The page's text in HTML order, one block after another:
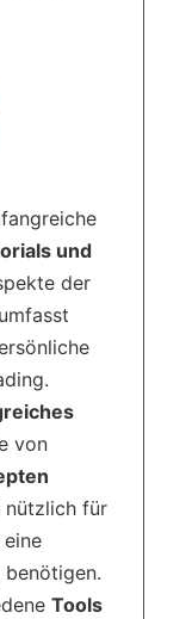
und
der
von
nützlich für
benötigen.
Tools